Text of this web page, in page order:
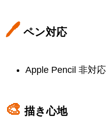
🖊 ペン対応
Apple Pencil 非対応
🎨 描き心地